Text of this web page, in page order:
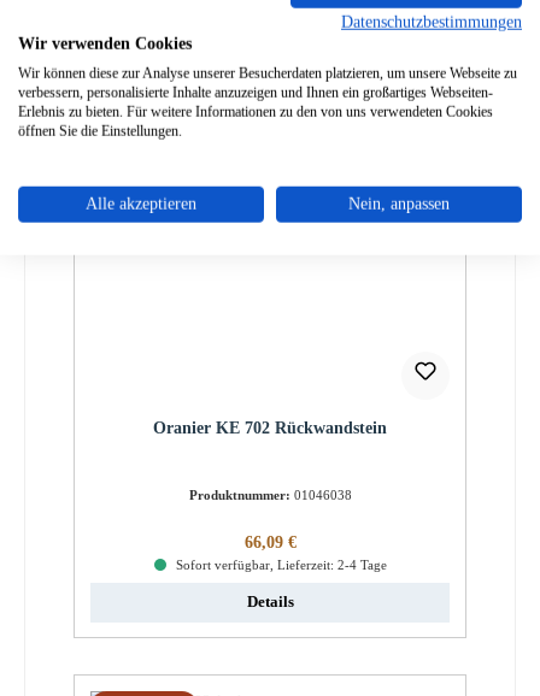
Regulärer Preis:
51,98 €
Sofort verfügbar, Lieferzeit: 2-4 Tage
Details
Oranier KE 702 Rückwandstein
Produktnummer: 01046038
Regulärer Preis:
66,09 €
Sofort verfügbar, Lieferzeit: 2-4 Tage
Details
Datenschutzbestimmungen
Wir verwenden Cookies
Wir können diese zur Analyse unserer Besucherdaten platzieren, um unsere Webseite zu
verbessern, personalisierte Inhalte anzuzeigen und Ihnen ein großartiges Webseiten-
Erlebnis zu bieten. Für weitere Informationen zu den von uns verwendeten Cookies
öffnen Sie die Einstellungen.
Alle akzeptieren Nein, anpassen